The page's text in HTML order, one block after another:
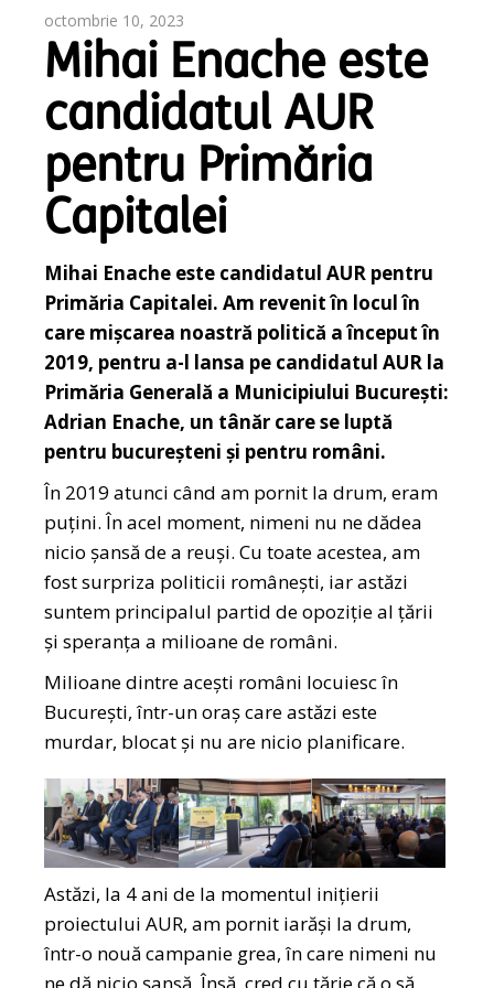
octombrie 10, 2023
Mihai Enache este
candidatul AUR
pentru Primăria
Capitalei
Mihai Enache este candidatul AUR pentru
Primăria Capitalei. Am revenit în locul în
care mișcarea noastră politică a început în
2019, pentru a-l lansa pe candidatul AUR la
Primăria Generală a Municipiului București:
Adrian Enache, un tânăr care se luptă
pentru bucureșteni și pentru români.
În 2019 atunci când am pornit la drum, eram
puțini. În acel moment, nimeni nu ne dădea
nicio șansă de a reuși. Cu toate acestea, am
fost surpriza politicii românești, iar astăzi
suntem principalul partid de opoziție al țării
și speranța a milioane de români.
Milioane dintre acești români locuiesc în
București, într-un oraș care astăzi este
murdar, blocat și nu are nicio planificare.
Astăzi, la 4 ani de la momentul inițierii
proiectului AUR, am pornit iarăși la drum,
într-o nouă campanie grea, în care nimeni nu
ne dă nicio șansă. Însă, cred cu tărie că o să